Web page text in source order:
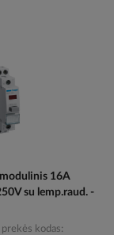
16A
su lemp.raud. -
kodas